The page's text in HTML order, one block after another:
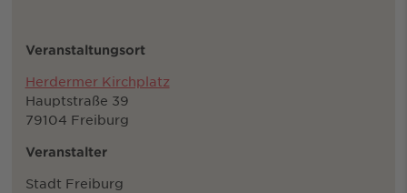
Veranstaltungsort
Herdermer Kirchplatz
Hauptstraße 39
79104 Freiburg
Veranstalter
Stadt Freiburg